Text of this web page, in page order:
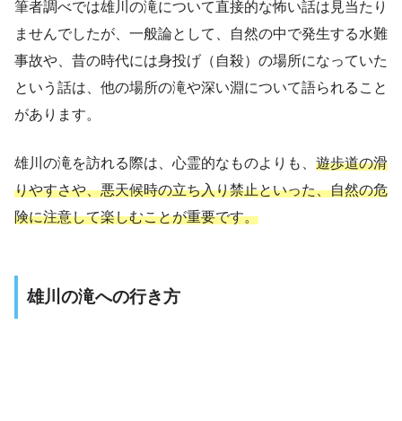
筆者調べでは雄川の滝について直接的な怖い話は見当たり
ませんでしたが、一般論として、自然の中で発生する水難
事故や、昔の時代には身投げ（自殺）の場所になっていた
という話は、他の場所の滝や深い淵について語られること
があります。
雄川の滝を訪れる際は、心霊的なものよりも、 遊歩道の滑
りやすさや、悪天候時の立ち入り禁止といった、自然の危
険に注意して楽しむことが重要です。
雄川の滝への行き方